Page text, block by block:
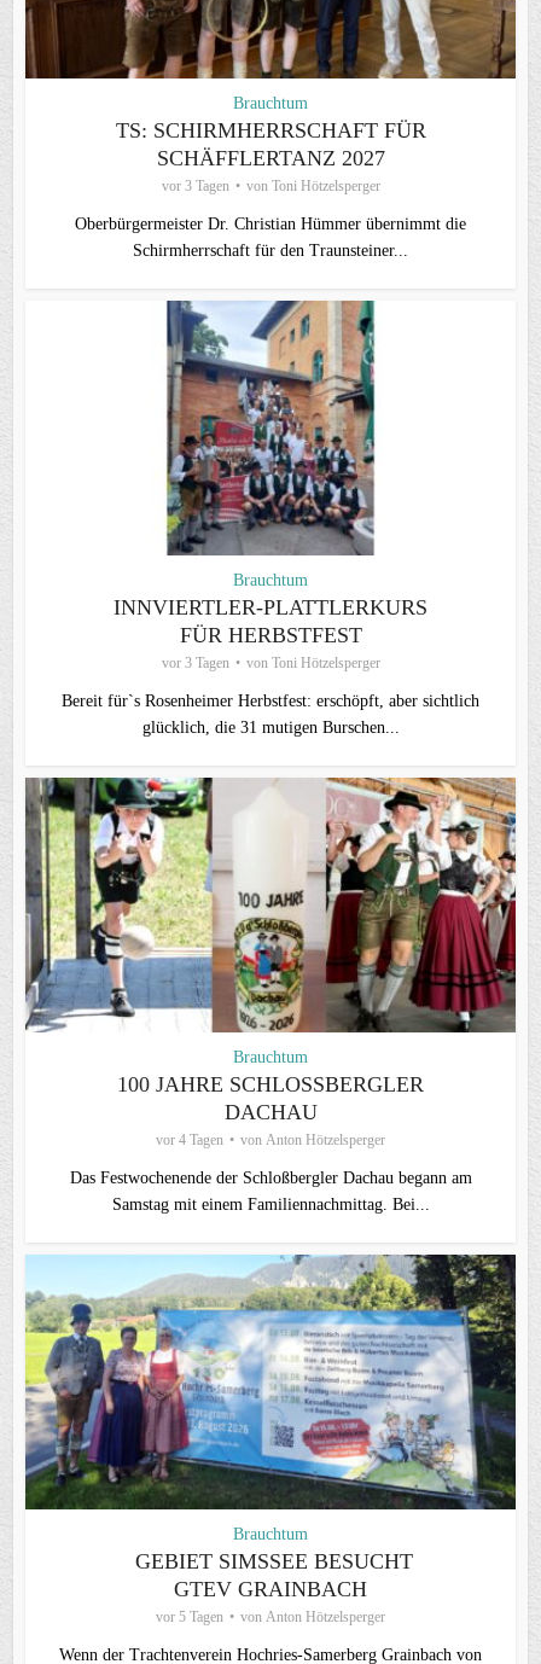
Brauchtum
TS: SCHIRMHERRSCHAFT FÜR
SCHÄFFLERTANZ 2027
vor 3 Tagen von Toni Hötzelsperger
Oberbürgermeister Dr. Christian Hümmer übernimmt die
Schirmherrschaft für den Traunsteiner...
Brauchtum
INNVIERTLER-PLATTLERKURS
FÜR HERBSTFEST
vor 3 Tagen von Toni Hötzelsperger
Bereit für`s Rosenheimer Herbstfest: erschöpft, aber sichtlich
glücklich, die 31 mutigen Burschen...
Brauchtum
100 JAHRE SCHLOSSBERGLER D
ACHAU
vor 4 Tagen von Anton Hötzelsperger
Das Festwochenende der Schloßbergler Dachau begann am
Samstag mit einem Familiennachmittag. Bei...
Brauchtum
GEBIET SIMSSEE BESUCHT
GTEV GRAINBACH
vor 5 Tagen von Anton Hötzelsperger
Wenn der Trachtenverein Hochries-Samerberg Grainbach von